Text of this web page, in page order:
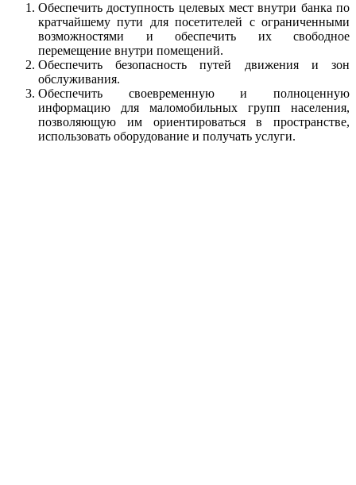
Обеспечить доступность целевых мест внутри банка по
кратчайшему пути для посетителей с ограниченными
возможностями и обеспечить их свободное
перемещение внутри помещений.
Обеспечить безопасность путей движения и зон
обслуживания.
Обеспечить своевременную и полноценную
информацию для маломобильных групп населения,
позволяющую им ориентироваться в пространстве,
использовать оборудование и получать услуги.